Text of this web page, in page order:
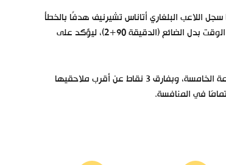
اللاعب البلغاري أتاناس تشيرنيف هدفًا بالخطأ
في مرماه في الدقيقة 79. واختتم ميكيل أويارزابال مهرجان الأهداف من علامة الجزاء في الوقت بدل الضائع (الدقيقة 90+2)، ليؤكد على
بهذا الفوز، رفعت إسبانيا رصيدها إلى 12 نقطة، محققة العلامة الكاملة في صدارة المجموعة الخامسة، وبفارق 3 نقاط عن أقرب ملاحقيها
في المنافسة.